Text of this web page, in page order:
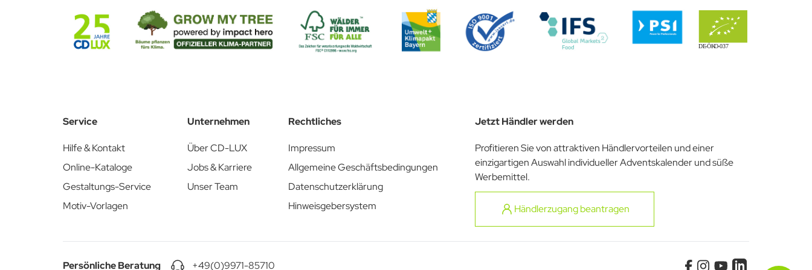
Laden Sie hier die passende Stanzkontur herunter:
Stanzkontur PDF & AI
Service
Hilfe & Kontakt
Online-Kataloge
Gestaltungs-Service
Motiv-Vorlagen
Unternehmen
Über CD-LUX
Jobs & Karriere
Unser Team
Rechtliches
Impressum
Allgemeine Geschäftsbedingungen
Datenschutzerklärung
Hinweisgebersystem
Jetzt Händler werden
Profitieren Sie von attraktiven Händlervorteilen und einer
einzigartigen Auswahl individueller Adventskalender und süße
Werbemittel.
Händlerzugang beantragen
Persönliche Beratung +49(0)9971-85710